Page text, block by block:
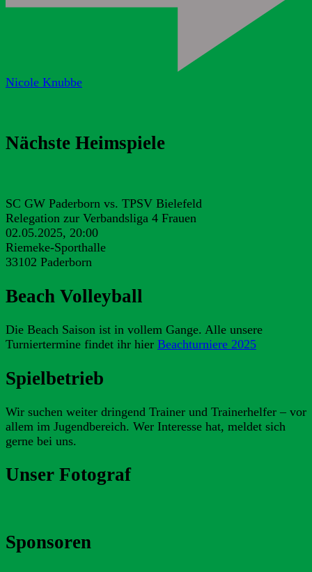
Nicole Knubbe
Nächste Heimspiele
SC GW Paderborn vs. TPSV Bielefeld
Relegation zur Verbandsliga 4 Frauen
02.05.2025, 20:00
Riemeke-Sporthalle
33102 Paderborn
Beach Volleyball
Die Beach Saison ist in vollem Gange. Alle unsere
Turniertermine findet ihr hier Beachturniere 2025
Spielbetrieb
Wir suchen weiter dringend Trainer und Trainerhelfer – vor
allem im Jugendbereich. Wer Interesse hat, meldet sich
gerne bei uns.
Unser Fotograf
Sponsoren